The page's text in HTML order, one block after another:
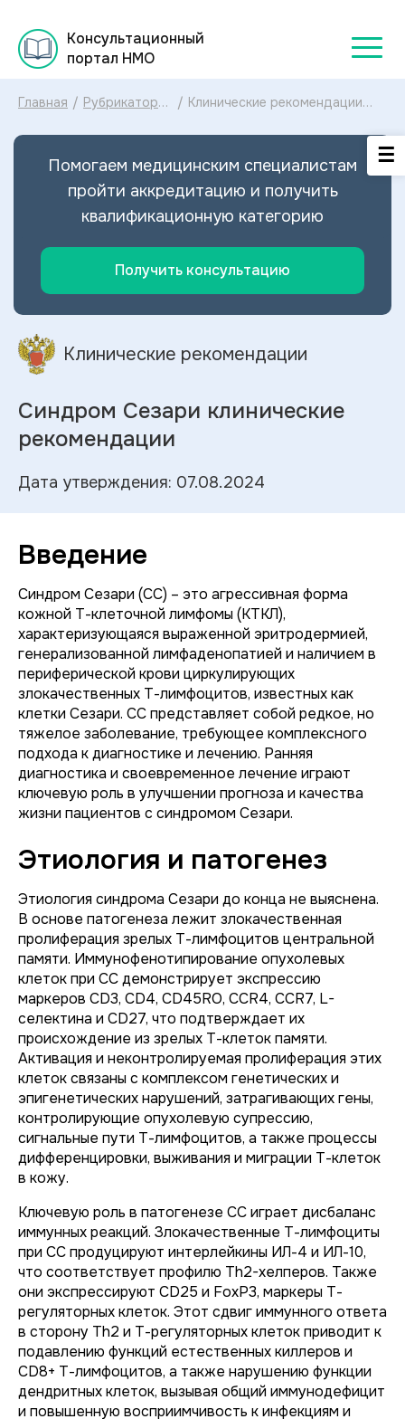
Консультационный
портал НМО
Главная / Рубрикатор
рекомендаций
/ Клинические рекомендации
диагностика и лечение
Помогаем медицинским специалистам
пройти аккредитацию и получить
квалификационную категорию
Получить консультацию
Клинические рекомендации
Синдром Сезари клинические
рекомендации
Дата утверждения: 07.08.2024
Введение
Синдром Сезари (СС) – это агрессивная форма
кожной Т-клеточной лимфомы (КТКЛ),
характеризующаяся выраженной эритродермией,
генерализованной лимфаденопатией и наличием в
периферической крови циркулирующих
злокачественных Т-лимфоцитов, известных как
клетки Сезари. СС представляет собой редкое, но
тяжелое заболевание, требующее комплексного
подхода к диагностике и лечению. Ранняя
диагностика и своевременное лечение играют
ключевую роль в улучшении прогноза и качества
жизни пациентов с синдромом Сезари.
Этиология и патогенез
Этиология синдрома Сезари до конца не выяснена.
В основе патогенеза лежит злокачественная
пролиферация зрелых Т-лимфоцитов центральной
памяти. Иммунофенотипирование опухолевых
клеток при СС демонстрирует экспрессию
маркеров CD3, CD4, CD45RO, CCR4, CCR7, L-
селектина и CD27, что подтверждает их
происхождение из зрелых Т-клеток памяти.
Активация и неконтролируемая пролиферация этих
клеток связаны с комплексом генетических и
эпигенетических нарушений, затрагивающих гены,
контролирующие опухолевую супрессию,
сигнальные пути Т-лимфоцитов, а также процессы
дифференцировки, выживания и миграции Т-клеток
в кожу.
Ключевую роль в патогенезе СС играет дисбаланс
иммунных реакций. Злокачественные Т-лимфоциты
при СС продуцируют интерлейкины ИЛ-4 и ИЛ-10,
что соответствует профилю Th2-хелперов. Также
они экспрессируют CD25 и FoxP3, маркеры Т-
регуляторных клеток. Этот сдвиг иммунного ответа
в сторону Th2 и Т-регуляторных клеток приводит к
подавлению функций естественных киллеров и
CD8+ Т-лимфоцитов, а также нарушению функции
дендритных клеток, вызывая общий иммунодефицит
и повышенную восприимчивость к инфекциям и